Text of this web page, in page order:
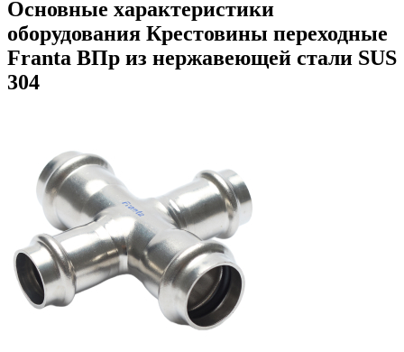
Основные характеристики
оборудования Крестовины переходные
Franta ВПр из нержавеющей стали SUS
304